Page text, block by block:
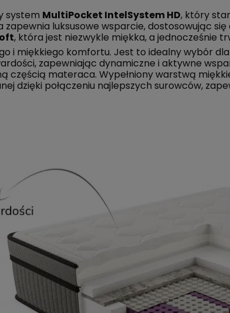
system MultiPocket IntelSystem HD, który
zapewnia luksusowe wsparcie, dostosowując
, która jest niezwykle miękka, a jednocześnie
i miękkiego komfortu. Jest to idealny wybór
zapewniając dynamiczne i aktywne
materaca. Wypełniony warstwą
dzięki połączeniu najlepszych surowców,